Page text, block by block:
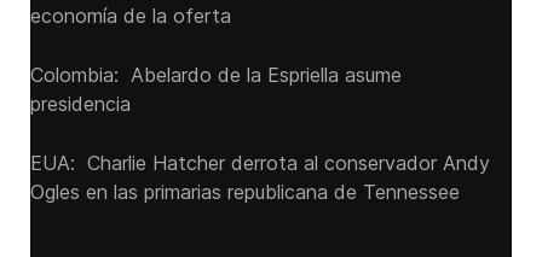
economía de la oferta
Colombia: Abelardo de la Espriella asume
presidencia
EUA: Charlie Hatcher derrota al conservador Andy
Ogles en las primarias republicana de Tennessee